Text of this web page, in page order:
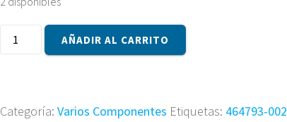
Componente
464793-
AÑADIR AL CARRITO
Categoría: Varios Componentes Etiquetas: 464793-002